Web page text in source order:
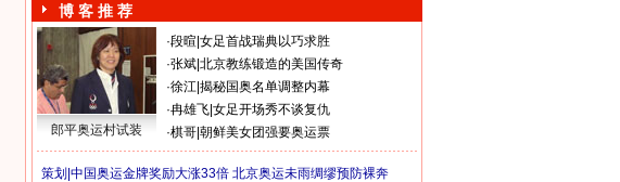
博 客 推 荐
郎平奥运村试装
·段暄 女足首战瑞典以巧求胜
·张斌 北京教练锻造的美国传奇
·徐江 揭秘国奥名单调整内幕
·冉雄飞 女足开场秀不谈复仇
·棋哥 朝鲜美女团强要奥运票
策划| 中国奥运金牌奖励大涨33倍 北京奥运未雨绸缪预防裸奔